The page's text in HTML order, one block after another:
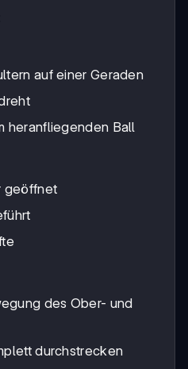
auf einer Geraden
heranfliegenden Ball
geöffnet
des Ober- und
durchstrecken